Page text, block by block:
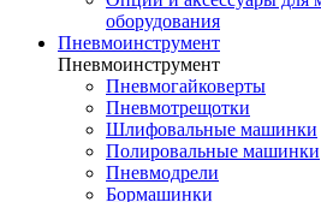
оборудования
Пневмоинструмент
Пневмоинструмент
Пневмогайковерты
Пневмотрещотки
Шлифовальные машинки
Полировальные машинки
Пневмодрели
Бормашинки